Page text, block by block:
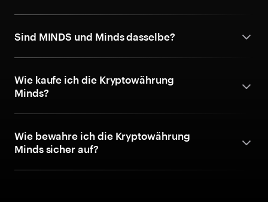
Sind MINDS und Minds dasselbe?
Wie kaufe ich die Kryptowährung
Minds?
Wie bewahre ich die Kryptowährung
Minds sicher auf?